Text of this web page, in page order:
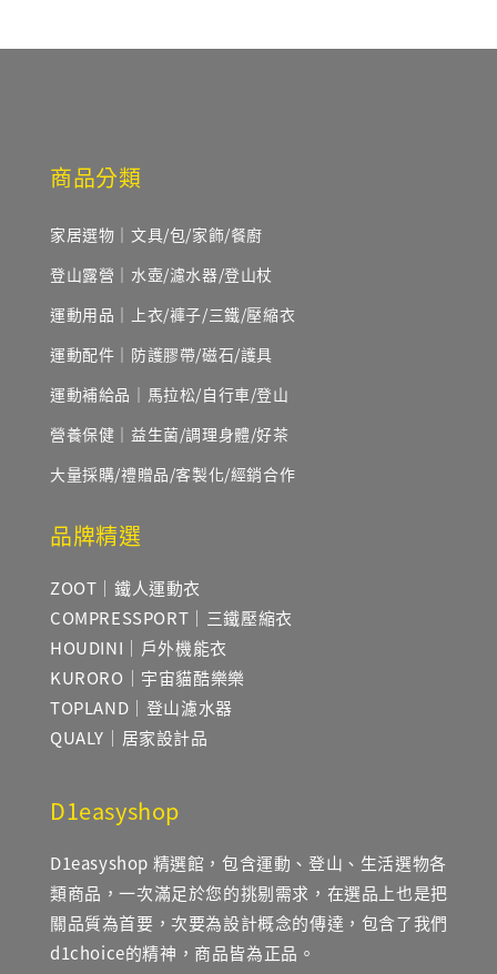
商品分類
家居選物｜文具/包/家飾/餐廚
登山露營｜水壺/濾水器/登山杖
運動用品｜上衣/褲子/三鐵/壓縮衣
運動配件｜防護膠帶/磁石/護具
運動補給品｜馬拉松/自行車/登山
營養保健｜益生菌/調理身體/好茶
大量採購/禮贈品/客製化/經銷合作
品牌精選
ZOOT｜鐵人運動衣
COMPRESSPORT｜三鐵壓縮衣
HOUDINI｜戶外機能衣
KURORO｜宇宙貓酷樂樂
TOPLAND｜登山濾水器
QUALY｜居家設計品
D1easyshop
D1easyshop 精選館，包含運動、登山、生活選物各
類商品，一次滿足於您的挑剔需求，在選品上也是把
關品質為首要，次要為設計概念的傳達，包含了我們
d1choice的精神，商品皆為正品。